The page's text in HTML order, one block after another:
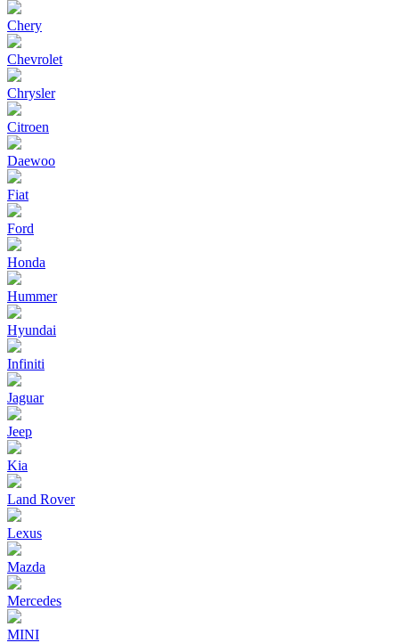
Chery
Chevrolet
Chrysler
Citroen
Daewoo
Fiat
Ford
Honda
Hummer
Hyundai
Infiniti
Jaguar
Jeep
Kia
Land Rover
Lexus
Mazda
Mercedes
MINI